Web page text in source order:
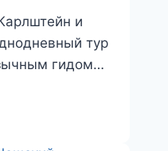
и
тур
гидом…